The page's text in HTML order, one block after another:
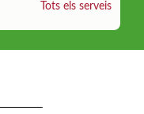
Tots els serveis